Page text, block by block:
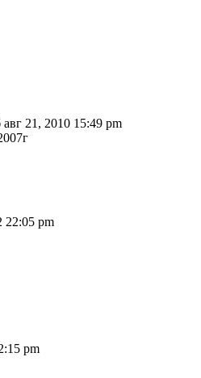
21, 2010 15:49 pm
22:05 pm
pm